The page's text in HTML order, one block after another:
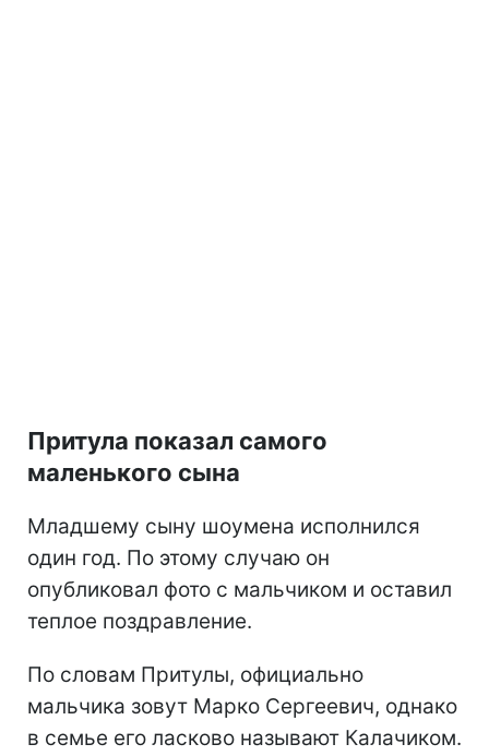
Притула показал самого
маленького сына
Младшему сыну шоумена исполнился
один год. По этому случаю он
опубликовал фото с мальчиком и оставил
теплое поздравление.
По словам Притулы, официально
мальчика зовут Марко Сергеевич, однако
в семье его ласково называют Калачиком.